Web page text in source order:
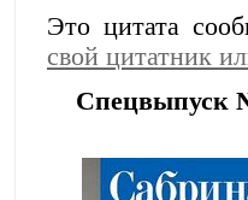
Это цитата
свой цитатник